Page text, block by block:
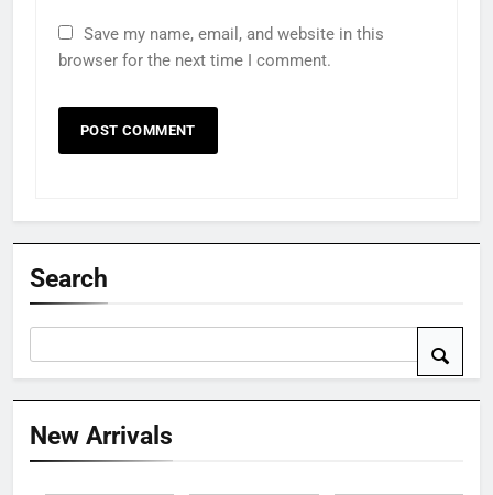
Save my name, email, and website in this
browser for the next time I comment.
Search
New Arrivals